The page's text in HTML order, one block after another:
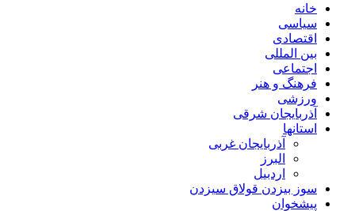
خانه
سیاسی
اقتصادی
بین المللی
اجتماعی
فرهنگ و هنر
ورزشی
آذربایجان شرقی
استانها
آذربایجان غربی
البرز
اردبیل
سوز بیزدن قولاق سیزدن
پیشخوان